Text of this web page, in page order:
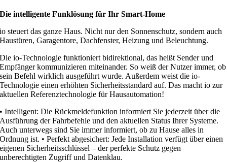
Die intelligente Funklösung für Ihr Smart-Home
io steuert das ganze Haus. Nicht nur den Sonnenschutz, sondern auch
Haustüren, Garagentore, Dachfenster, Heizung und Beleuchtung.
Die io-Technologie funktioniert bidirektional, das heißt Sender und
Empfänger kommunizieren miteinander. So weiß der Nutzer immer, ob
sein Befehl wirklich ausgeführt wurde. Außerdem weist die io-
Technologie einen erhöhten Sicherheitsstandard auf. Das macht io zur
aktuellen Referenztechnologie für Hausautomation!
• Intelligent: Die Rückmeldefunktion informiert Sie jederzeit über die
Ausführung der Fahrbefehle und den aktuellen Status Ihrer Systeme.
Auch unterwegs sind Sie immer informiert, ob zu Hause alles in
Ordnung ist. • Perfekt abgesichert: Jede Installation verfügt über einen
eigenen Sicherheitsschlüssel – der perfekte Schutz gegen
unberechtigten Zugriff und Datenklau.